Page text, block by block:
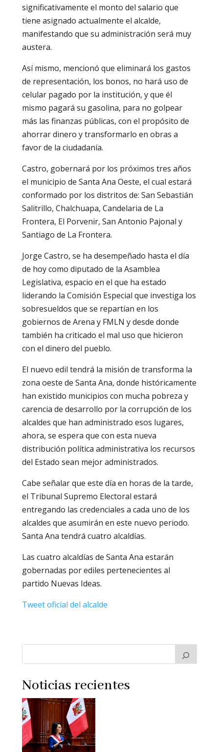
significativamente el monto del salario que
tiene asignado actualmente el alcalde,
manifestando que su administración será muy
austera.
Así mismo, mencionó que eliminará los gastos
de representación, los bonos, no hará uso de
celular pagado por la institución, y que él
mismo pagará su gasolina, para no golpear
más las finanzas públicas, con el propósito de
ahorrar dinero y transformarlo en obras a
favor de la ciudadanía.
Castro, gobernará por los próximos tres años
el municipio de Santa Ana Oeste, el cual estará
conformado por los distritos de: San Sebastián
Salitrillo, Chalchuapa, Candelaria de La
Frontera, El Porvenir, San Antonio Pajonal y
Santiago de La Frontera.
Jorge Castro, se ha desempeñado hasta el día
de hoy como diputado de la Asamblea
Legislativa, espacio en el que ha estado
liderando la Comisión Especial que investiga los
sobresueldos que se repartían en los
gobiernos de Arena y FMLN y desde donde
también ha criticado el mal uso que hicieron
con el dinero del pueblo.
El nuevo edil tendrá la misión de transforma la
zona oeste de Santa Ana, donde históricamente
han existido municipios con mucha pobreza y
carencia de desarrollo por la corrupción de los
alcaldes que han administrado esos lugares,
ahora, se espera que con esta nueva
distribución política administrativa los recursos
del Estado sean mejor administrados.
Cabe señalar que este día en horas de la tarde,
el Tribunal Supremo Electoral estará
entregando las credenciales a cada uno de los
alcaldes que asumirán en este nuevo periodo.
Santa Ana tendrá cuatro alcaldías.
Las cuatro alcaldías de Santa Ana estarán
gobernadas por ediles pertenecientes al
partido Nuevas Ideas.
Tweet oficial del alcalde
Noticias recientes